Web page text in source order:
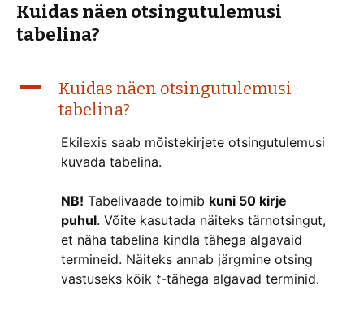
Kuidas näen otsingutulemusi
tabelina?
A
Kuidas näen otsingutulemusi
tabelina?
Ekilexis saab mõistekirjete otsingutulemusi
kuvada tabelina.
NB! Tabelivaade toimib kuni 50 kirje
puhul. Võite kasutada näiteks tärnotsingut,
et näha tabelina kindla tähega algavaid
termineid. Näiteks annab järgmine otsing
vastuseks kõik t-tähega algavad terminid.